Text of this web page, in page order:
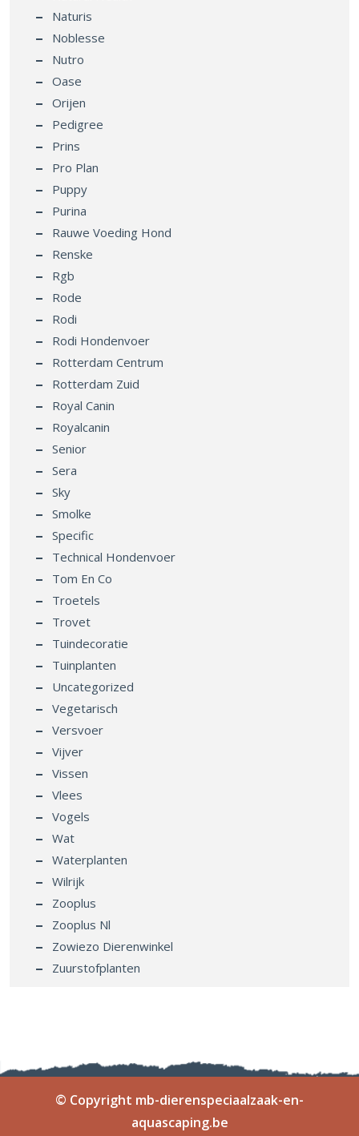
Naturis
Noblesse
Nutro
Oase
Orijen
Pedigree
Prins
Pro Plan
Puppy
Purina
Rauwe Voeding Hond
Renske
Rgb
Rode
Rodi
Rodi Hondenvoer
Rotterdam Centrum
Rotterdam Zuid
Royal Canin
Royalcanin
Senior
Sera
Sky
Smolke
Specific
Technical Hondenvoer
Tom En Co
Troetels
Trovet
Tuindecoratie
Tuinplanten
Uncategorized
Vegetarisch
Versvoer
Vijver
Vissen
Vlees
Vogels
Wat
Waterplanten
Wilrijk
Zooplus
Zooplus Nl
Zowiezo Dierenwinkel
Zuurstofplanten
© Copyright mb-dierenspeciaalzaak-en-
aquascaping.be